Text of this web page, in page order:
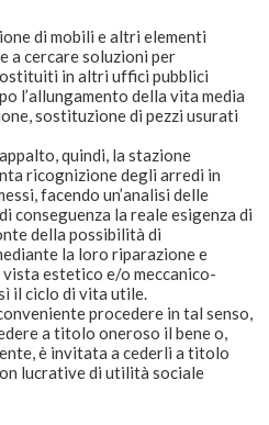
di mobili e altri elementi
a cercare soluzioni per
in altri uffici pubblici
l’allungamento della vita media
sostituzione di pezzi usurati
quindi, la stazione
ricognizione degli arredi in
facendo un’analisi delle
conseguenza la reale esigenza di
della possibilità di
la loro riparazione e
estetico e/o meccanico-
il ciclo di vita utile.
procedere in tal senso,
a titolo oneroso il bene o,
è invitata a cederli a titolo
lucrative di utilità sociale